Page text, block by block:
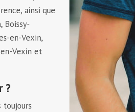
ainsi que
Boissy-
en-Vexin,
Vexin et
?
toujours